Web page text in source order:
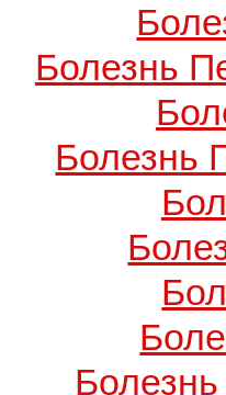
Болезнь
Болезнь